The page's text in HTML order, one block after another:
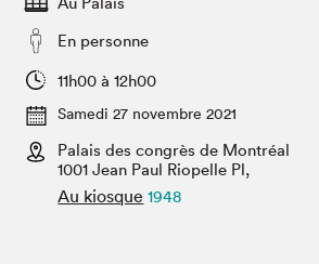
Espace médias
Espace exposant⋅e⋅s
Vidéos et Balados
Club de lecture Braindate
Planifier sa visite
Projets partenaires 2022
Archives
En personne
11h00 à 12h00
Samedi 27 novembre 2021
Palais des congrès de Montréal
1001 Jean Paul Riopelle Pl,
Au kiosque 1948